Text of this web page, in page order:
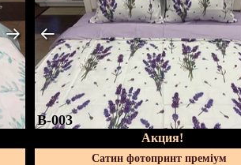
B-003
Акция!
Сатин фотопринт преміум